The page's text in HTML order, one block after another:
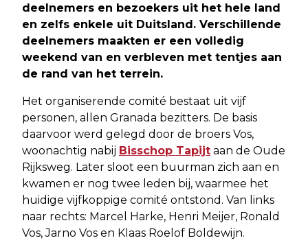
deelnemers en bezoekers uit het hele land
en zelfs enkele uit Duitsland. Verschillende
deelnemers maakten er een volledig
weekend van en verbleven met tentjes aan
de rand van het terrein.
Het organiserende comité bestaat uit vijf
personen, allen Granada bezitters. De basis
daarvoor werd gelegd door de broers Vos,
woonachtig nabij Bisschop Tapijt aan de Oude
Rijksweg. Later sloot een buurman zich aan en
kwamen er nog twee leden bij, waarmee het
huidige vijfkoppige comité ontstond. Van links
naar rechts: Marcel Harke, Henri Meijer, Ronald
Vos, Jarno Vos en Klaas Roelof Boldewijn.